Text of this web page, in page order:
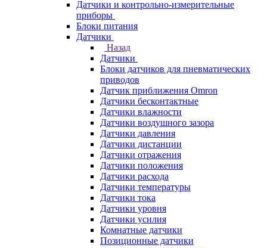
Датчики и контрольно-измерительные
приборы
Блоки питания
Датчики
Назад
Датчики
Блоки датчиков для пневматических
приводов
Датчик приближения Omron
Датчики бесконтактные
Датчики влажности
Датчики воздушного зазора
Датчики давления
Датчики дистанции
Датчики отражения
Датчики положения
Датчики расхода
Датчики температуры
Датчики тока
Датчики уровня
Датчики усилия
Комнатные датчики
Позиционные датчики